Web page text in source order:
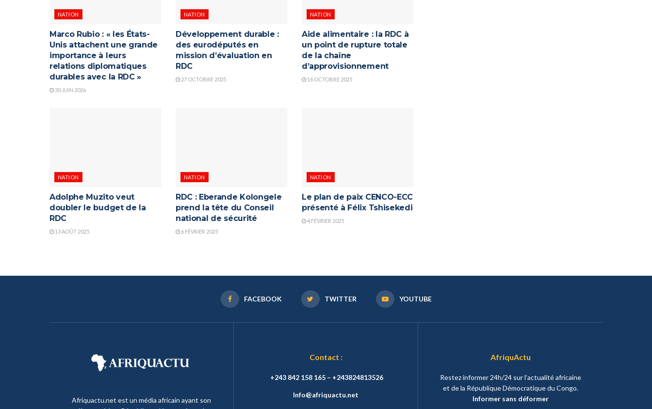
NATION
Marco Rubio : « les États-
Unis attachent une grande
importance à leurs
relations diplomatiques
durables avec la RDC »
30 JUIN 2026
NATION
Développement durable :
des eurodéputés en
mission d’évaluation en
RDC
27 OCTOBRE 2025
NATION
Aide alimentaire : la RDC à
un point de rupture totale
de la chaîne
d’approvisionnement
16 OCTOBRE 2025
NATION
Adolphe Muzito veut
doubler le budget de la
RDC
13 AOÛT 2025
NATION
RDC : Eberande Kolongele
prend la tête du Conseil
national de sécurité
6 FÉVRIER 2025
NATION
Le plan de paix CENCO-ECC
présenté à Félix Tshisekedi
4 FÉVRIER 2025
FACEBOOK TWITTER YOUTUBE
Afriquactu.net est un média africain ayant son
Contact :
+243 842 158 165 – +243824813526
Info@afriquactu.net
AfriquActu
Restez informer 24h/24 sur l’actualité africaine
et de la République Démocratique du Congo.
Informer sans déformer